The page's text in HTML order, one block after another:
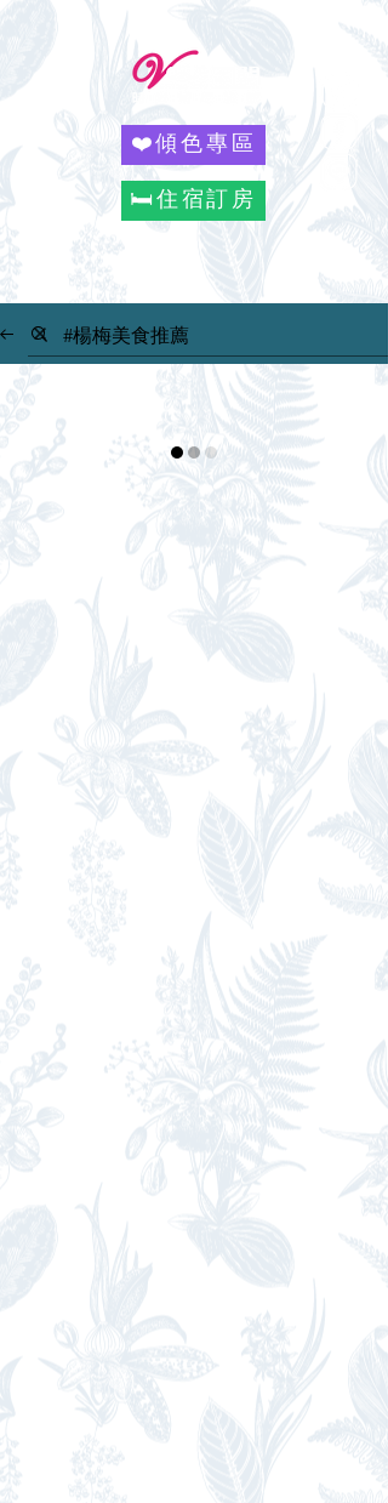
❤️傾色專區
🛏️住宿訂房